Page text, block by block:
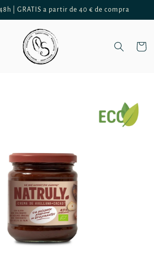
| GRATIS a partir de 40 € de compra
Carrito